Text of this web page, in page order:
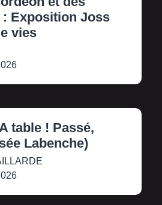
Exposition Joss
vies
table ! Passé,
Labenche)